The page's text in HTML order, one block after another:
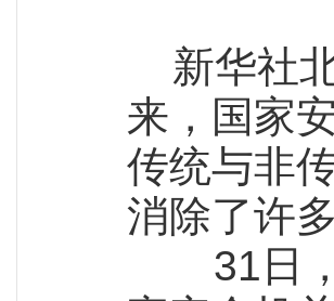
新华社
来，国家
传统与非
消除了许
31日，